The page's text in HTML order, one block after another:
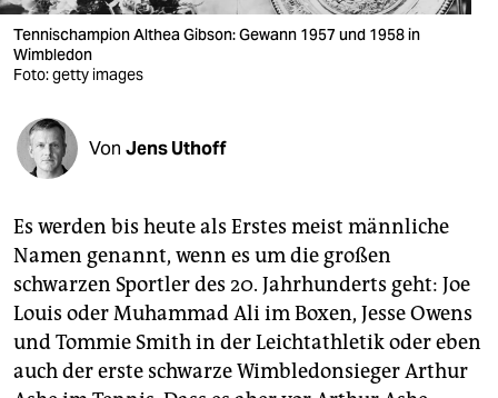
verlag
veranstaltungen
shop
fragen & hilfe
abo
genossenschaft
epaper login
Tennischampion Althea Gibson: Gewann 1957 und 1958 in
Wimbledon
Foto: getty images
Von Jens Uthoff
Es werden bis heute als Erstes meist männliche
Namen genannt, wenn es um die großen
schwarzen Sportler des 20. Jahrhunderts geht: Joe
Louis oder Muhammad Ali im Boxen, Jesse Owens
und Tommie Smith in der Leichtathletik oder eben
auch der erste schwarze Wimbledonsieger Arthur